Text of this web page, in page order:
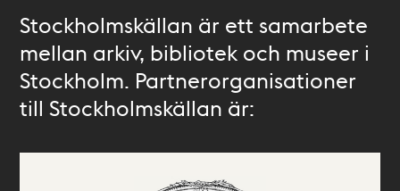
Stockholmskällan är ett samarbete
mellan arkiv, bibliotek och museer i
Stockholm. Partnerorganisationer
till Stockholmskällan är: